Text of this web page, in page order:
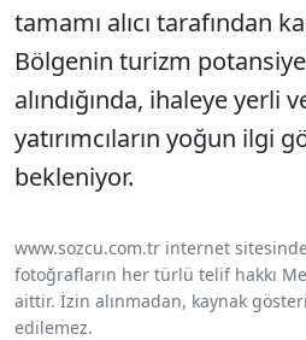
tamamı alıcı tarafından
Bölgenin turizm
alındığında, ihaleye yerli
yatırımcıların yoğun ilgi
bekleniyor.
www.sozcu.com.tr internet
fotoğrafların her türlü telif hakkı
aittir. İzin alınmadan, kaynak
edilemez.